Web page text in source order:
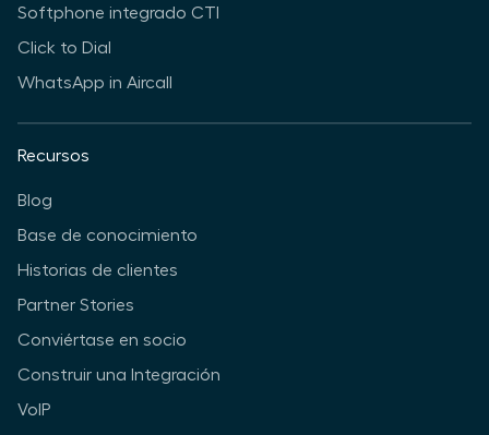
Softphone integrado CTI
Click to Dial
WhatsApp in Aircall
Recursos
Blog
Base de conocimiento
Historias de clientes
Partner Stories
Conviértase en socio
Construir una Integración
VoIP